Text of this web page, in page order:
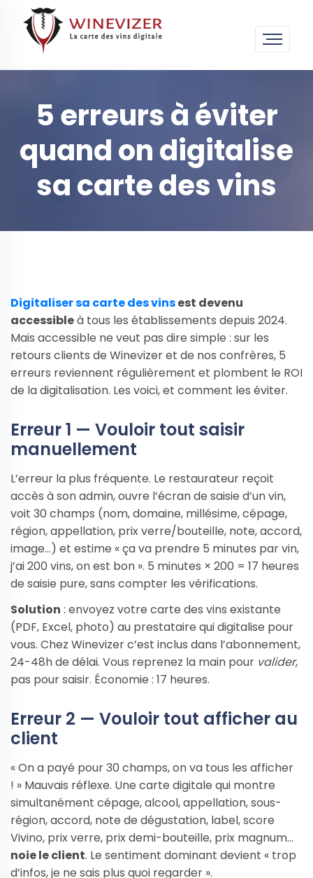
5 erreurs à éviter
quand on digitalise
sa carte des vins
Digitaliser sa carte des vinsest devenu
accessibleà tous les établissements depuis 2024.
Mais accessible ne veut pas dire simple : sur les
retours clients de Winevizer et de nos confrères, 5
erreurs reviennent régulièrement et plombent le ROI
de la digitalisation. Les voici, et comment les éviter.
Erreur 1 — Vouloir tout saisir
manuellement
L’erreur la plus fréquente. Le restaurateur reçoit
accès à son admin, ouvre l’écran de saisie d’un vin,
voit 30 champs (nom, domaine, millésime, cépage,
région, appellation, prix verre/bouteille, note, accord,
image…) et estime « ça va prendre 5 minutes par vin,
j’ai 200 vins, on est bon ». 5 minutes × 200 = 17 heures
de saisie pure, sans compter les vérifications.
Solution : envoyez votre carte des vins existante
(PDF, Excel, photo) au prestataire qui digitalise pour
vous. Chez Winevizer c’est inclus dans l’abonnement,
24-48h de délai. Vous reprenez la main pour valider,
pas pour saisir. Économie : 17 heures.
Erreur 2 — Vouloir tout afficher au
client
« On a payé pour 30 champs, on va tous les afficher
! » Mauvais réflexe. Une carte digitale qui montre
simultanément cépage, alcool, appellation, sous-
région, accord, note de dégustation, label, score
Vivino, prix verre, prix demi-bouteille, prix magnum…
noie le client. Le sentiment dominant devient « trop
d’infos, je ne sais plus quoi regarder ».